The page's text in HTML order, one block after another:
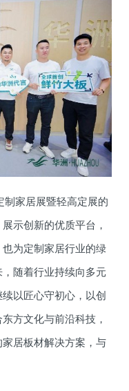
家居展暨轻高定展的
示创新的优质平台，
为定制家居行业的绿
随着行业持续向多元
以匠心守初心，以创
方文化与前沿科技，
居板材解决方案，与